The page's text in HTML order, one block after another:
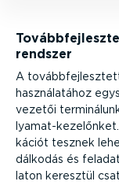
rendszer
A
haszná­la­tához
ve­zetői
lya­mat-­
kációt tesznek
dál­kodás és
laton keresztül